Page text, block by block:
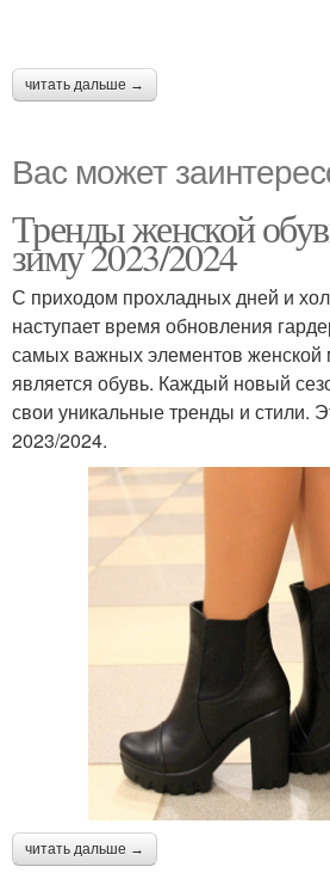
читать дальше →
Вас может
Тренды женской
зиму 2023/2024
С приходом прохладных дней и
наступает время обновления
самых важных элементов женской
является обувь. Каждый новый
свои уникальные тренды и стили.
2023/2024.
читать дальше →